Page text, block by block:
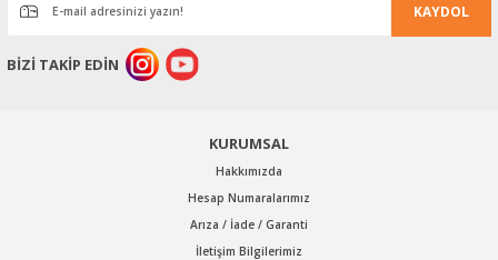
Ürün bilgilerinde hatalar bulunuyor.
Ürün fiyatı diğer sitelerden daha pahalı.
Bu ürüne benzer farklı alternatifler olmalı.
Gönder
KAYDOL
BİZİ TAKİP EDİN
KURUMSAL
Hakkımızda
Hesap Numaralarımız
Arıza / İade / Garanti
İletişim Bilgilerimiz